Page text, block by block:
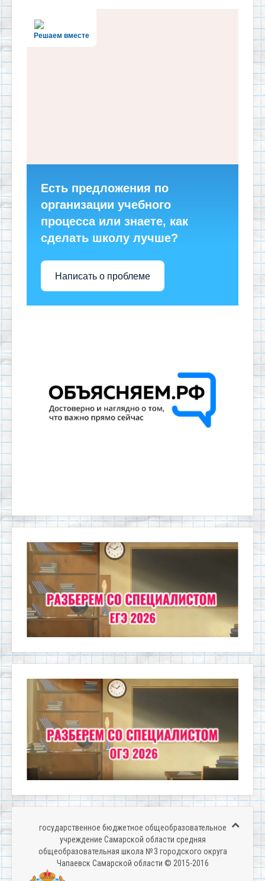
Решаем вместе
Есть предложения по
организации учебного
процесса или знаете, как
сделать школу лучше?
Написать о проблеме
государственное бюджетное общеобразовательное
учреждение Самарской области средняя
общеобразовательная школа № 3 городского округа
Чапаевск Самарской области © 2015-2016